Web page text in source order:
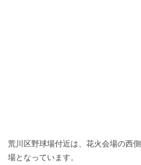
荒川区野球場付近は、花火会場の西
場となっています。